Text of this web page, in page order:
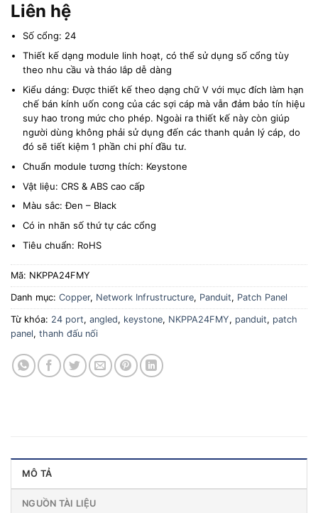
Liên hệ
Số cổng: 24
Thiết kế dạng module linh hoạt, có thể sử dụng số cổng tùy
theo nhu cầu và tháo lắp dễ dàng
Kiểu dáng: Được thiết kế theo dạng chữ V với mục đích làm hạn
chế bán kính uốn cong của các sợi cáp mà vẫn đảm bảo tín hiệu
suy hao trong mức cho phép. Ngoài ra thiết kế này còn giúp
người dùng không phải sử dụng đến các thanh quản lý cáp, do
đó sẽ tiết kiệm 1 phần chi phí đầu tư.
Chuẩn module tương thích: Keystone
Vật liệu: CRS & ABS cao cấp
Màu sắc: Đen – Black
Có in nhãn số thứ tự các cổng
Tiêu chuẩn: RoHS
Mã: NKPPA24FMY
Danh mục: Copper, Network Infrustructure, Panduit, Patch Panel
Từ khóa: 24 port, angled, keystone, NKPPA24FMY, panduit, patch
panel, thanh đấu nối
MÔ TẢ
NGUỒN TÀI LIỆU